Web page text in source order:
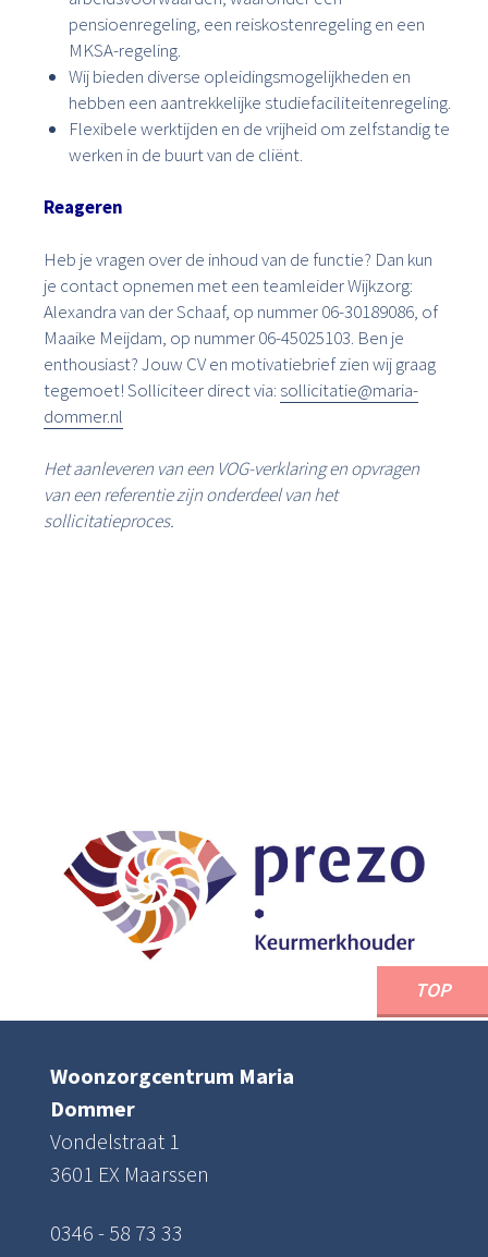
pensioenregeling, een reiskostenregeling en een
MKSA-regeling.
Wij bieden diverse opleidingsmogelijkheden en
hebben een aantrekkelijke studiefaciliteitenregeling.
Flexibele werktijden en de vrijheid om zelfstandig te
werken in de buurt van de cliënt.
Reageren
Heb je vragen over de inhoud van de functie? Dan kun
je contact opnemen met een teamleider Wijkzorg:
Alexandra van der Schaaf, op nummer 06-30189086, of
Maaike Meijdam, op nummer 06-45025103. Ben je
enthousiast? Jouw CV en motivatiebrief zien wij graag
tegemoet! Solliciteer direct via: sollicitatie@maria-
dommer.nl
Het aanleveren van een VOG-verklaring en opvragen
van een referentie zijn onderdeel van het
sollicitatieproces.
TOP
Woonzorgcentrum Maria
Dommer
Vondelstraat 1
3601 EX Maarssen
0346 - 58 73 33